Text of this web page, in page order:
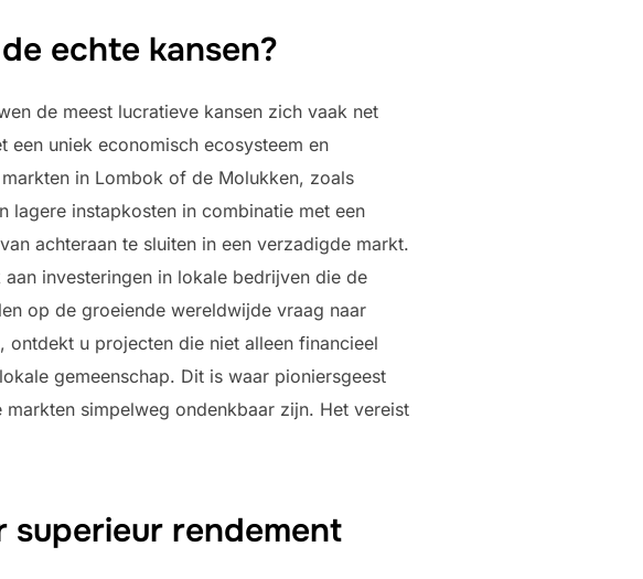
echte kansen?
de meest lucratieve kansen zich vaak net
een uniek economisch ecosysteem en
in Lombok of de Molukken, zoals
lagere instapkosten in combinatie met een
achteraan te sluiten in een verzadigde markt.
investeringen in lokale bedrijven die de
op de groeiende wereldwijde vraag naar
u projecten die niet alleen financieel
gemeenschap. Dit is waar pioniersgeest
simpelweg ondenkbaar zijn. Het vereist
rendement